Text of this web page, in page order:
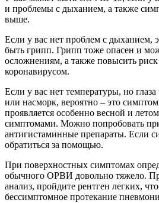
и проблемы с дыханием, а также
выше.
Если у вас нет проблем с дыханием,
быть грипп. Грипп тоже опасен и
осложнениям, а также повысить риск
коронавирусом.
Если у вас нет температуры, но
или насморк, вероятно – это
проявляется особенно весной и
симптомами. Можно попробовать
антигистаминные препараты. Если
обратиться за помощью.
При поверхностных симптомах
обычного ОРВИ довольно тяжело.
анализ, пройдите рентген легких,
бессимптомное протекание